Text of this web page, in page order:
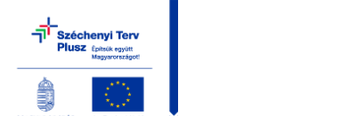
Kezdőoldal
Önkormányzat
Előterjesztések
Testületi ülések
Polgármesteri döntések
Bizottsági ülések
Rendeletek 1995 - 2013